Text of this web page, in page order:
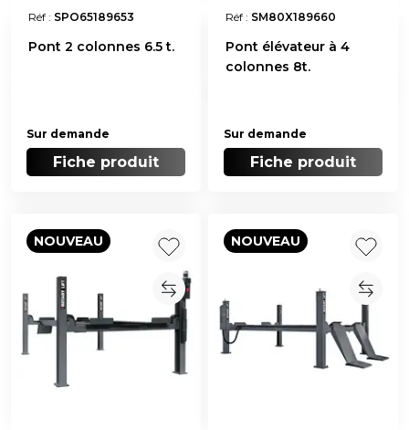
Réf : SPO65189653
Pont 2 colonnes 6.5 t.
Sur demande
Fiche produit
Réf : SM80X189660
Pont élévateur à 4
colonnes 8t.
Sur demande
Fiche produit
NOUVEAU NOUVEAU